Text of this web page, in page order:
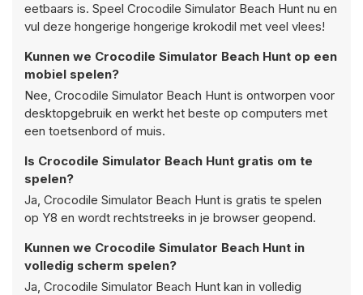
eetbaars is. Speel Crocodile Simulator Beach Hunt nu en
vul deze hongerige hongerige krokodil met veel vlees!
Kunnen we Crocodile Simulator Beach Hunt op een
mobiel spelen?
Nee, Crocodile Simulator Beach Hunt is ontworpen voor
desktopgebruik en werkt het beste op computers met
een toetsenbord of muis.
Is Crocodile Simulator Beach Hunt gratis om te
spelen?
Ja, Crocodile Simulator Beach Hunt is gratis te spelen
op Y8 en wordt rechtstreeks in je browser geopend.
Kunnen we Crocodile Simulator Beach Hunt in
volledig scherm spelen?
Ja, Crocodile Simulator Beach Hunt kan in volledig